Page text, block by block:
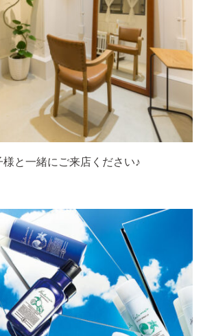
と一緒にご来店ください♪